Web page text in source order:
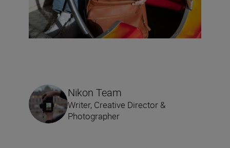
Nikon Team
Writer, Creative Director &
Photographer